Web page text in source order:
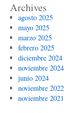
Archives
agosto 2025
mayo 2025
marzo 2025
febrero 2025
diciembre 2024
noviembre 2024
junio 2024
noviembre 2022
noviembre 2021